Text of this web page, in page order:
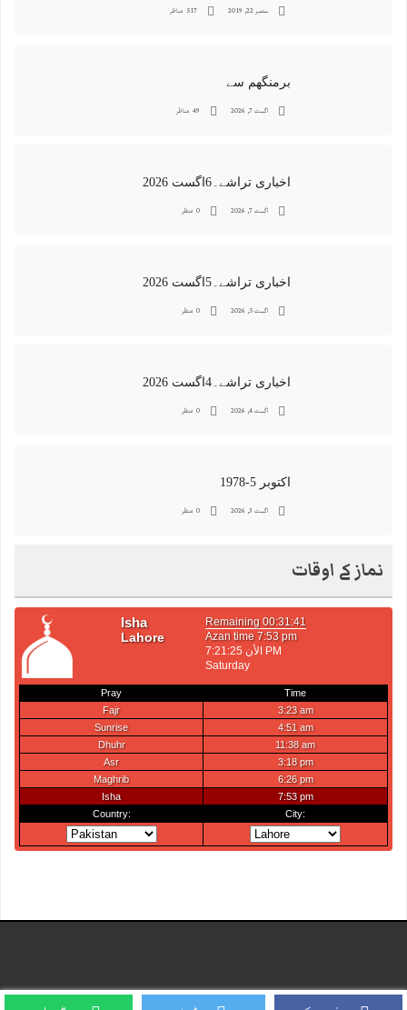
ستمبر 22, 2019 517 مناظر
برمنگھم سے
اگست 7, 2026 49 مناظر
اخباری تراشے۔6اگست 2026
اگست 7, 2026 0 منظر
اخباری تراشے۔5اگست 2026
اگست 5, 2026 0 منظر
اخباری تراشے۔4اگست 2026
اگست 4, 2026 0 منظر
اکتوبر 5-1978
اگست 3, 2026 0 منظر
نماز کے اوقات